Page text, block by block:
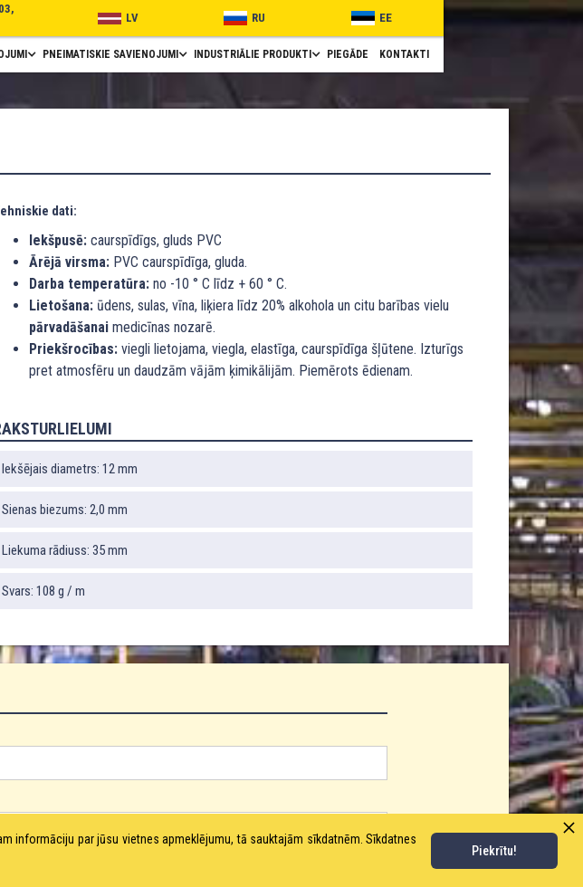
LV RU EE
PNEIMATISKIE SAVIENOJUMI INDUSTRIĀLIE PRODUKTI PIEGĀDE KONTAKTI
dati:
Iekšpusē: caurspīdīgs, gluds PVC
Ārējā virsma: PVC caurspīdīga, gluda.
Darba temperatūra: no -10 ° C līdz + 60 ° C.
Lietošana: ūdens, sulas, vīna, liķiera līdz 20% alkohola un citu barības vielu
pārvadāšanai medicīnas nozarē.
Priekšrocības: viegli lietojama, viegla, elastīga, caurspīdīga šļūtene. Izturīgs
pret atmosfēru un daudzām vājām ķimikālijām. Piemērots ēdienam.
Iekšējais diametrs: 12 mm
Sienas biezums: 2,0 mm
Liekuma rādiuss: 35 mm
Svars: 108 g / m
informāciju par jūsu vietnes apmeklējumu, tā sauktajām sīkdatnēm. Sīkdatnes
Piekrītu!